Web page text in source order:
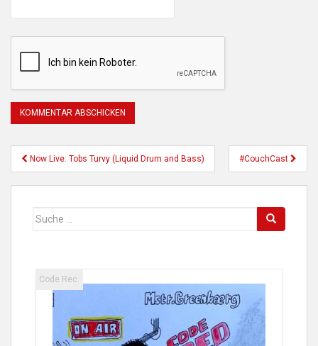
Beitragsnavigation
Now Live: Tobs Turvy (Liquid Drum and Bass) #CouchCast
Suche
Code Rec.